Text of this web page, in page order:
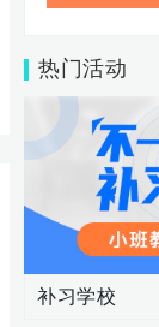
热门活动
补习学校